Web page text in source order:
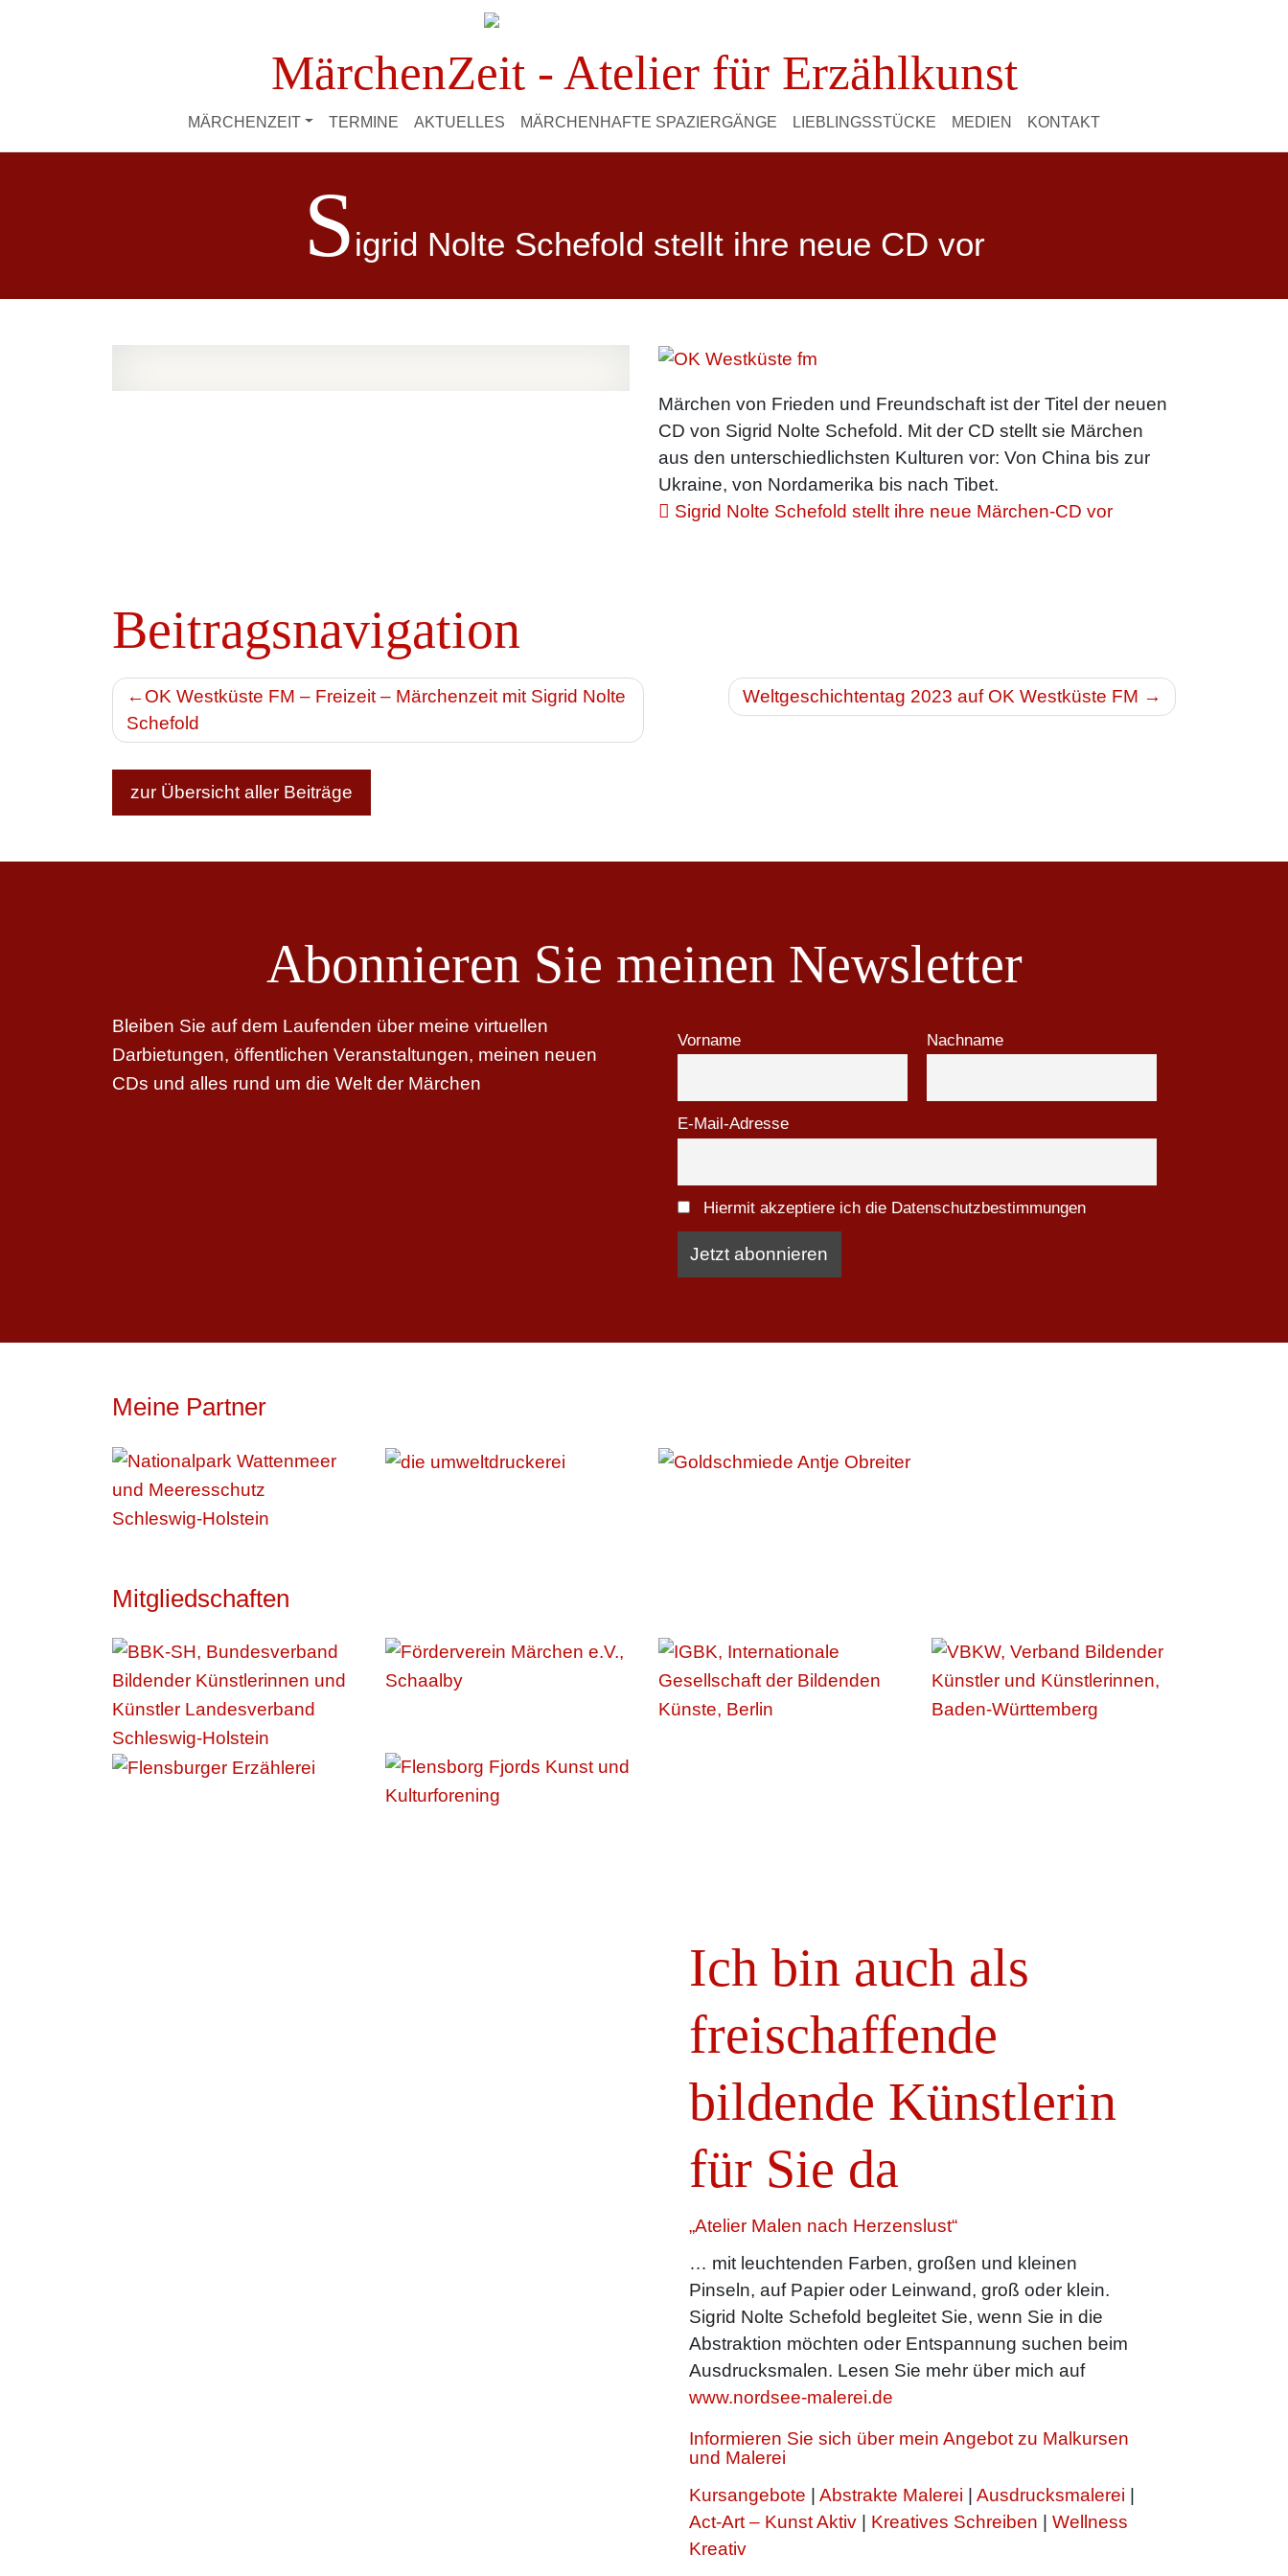
MärchenZeit - Atelier für Erzählkunst
MÄRCHENZEIT TERMINE AKTUELLES MÄRCHENHAFTE SPAZIERGÄNGE LIEBLINGSSTÜCKE MEDIEN KONTAKT
Sigrid Nolte Schefold stellt ihre neue CD vor
Märchen von Frieden und Freundschaft ist der Titel der neuen
CD von Sigrid Nolte Schefold. Mit der CD stellt sie Märchen
aus den unterschiedlichsten Kulturen vor: Von China bis zur
Ukraine, von Nordamerika bis nach Tibet.
Sigrid Nolte Schefold stellt ihre neue Märchen-CD vor
Beitragsnavigation
OK Westküste FM – Freizeit – Märchenzeit mit Sigrid Nolte
Schefold
Weltgeschichtentag 2023 auf OK Westküste FM
zur Übersicht aller Beiträge
Abonnieren Sie meinen Newsletter
Bleiben Sie auf dem Laufenden über meine virtuellen
Darbietungen, öffentlichen Veranstaltungen, meinen neuen
CDs und alles rund um die Welt der Märchen
Vorname Nachname
E-Mail-Adresse
Hiermit akzeptiere ich die Datenschutzbestimmungen
Meine Partner
Mitgliedschaften
Ich bin auch als
freischaffende
bildende Künstlerin
für Sie da
„Atelier Malen nach Herzenslust“
… mit leuchtenden Farben, großen und kleinen
Pinseln, auf Papier oder Leinwand, groß oder klein.
Sigrid Nolte Schefold begleitet Sie, wenn Sie in die
Abstraktion möchten oder Entspannung suchen beim
Ausdrucksmalen. Lesen Sie mehr über mich auf
www.nordsee-malerei.de
Informieren Sie sich über mein Angebot zu Malkursen
und Malerei
Kursangebote
Abstrakte Malerei Ausdrucksmalerei
Act-Art – Kunst Aktiv
Kreatives Schreiben
Wellness
Kreativ